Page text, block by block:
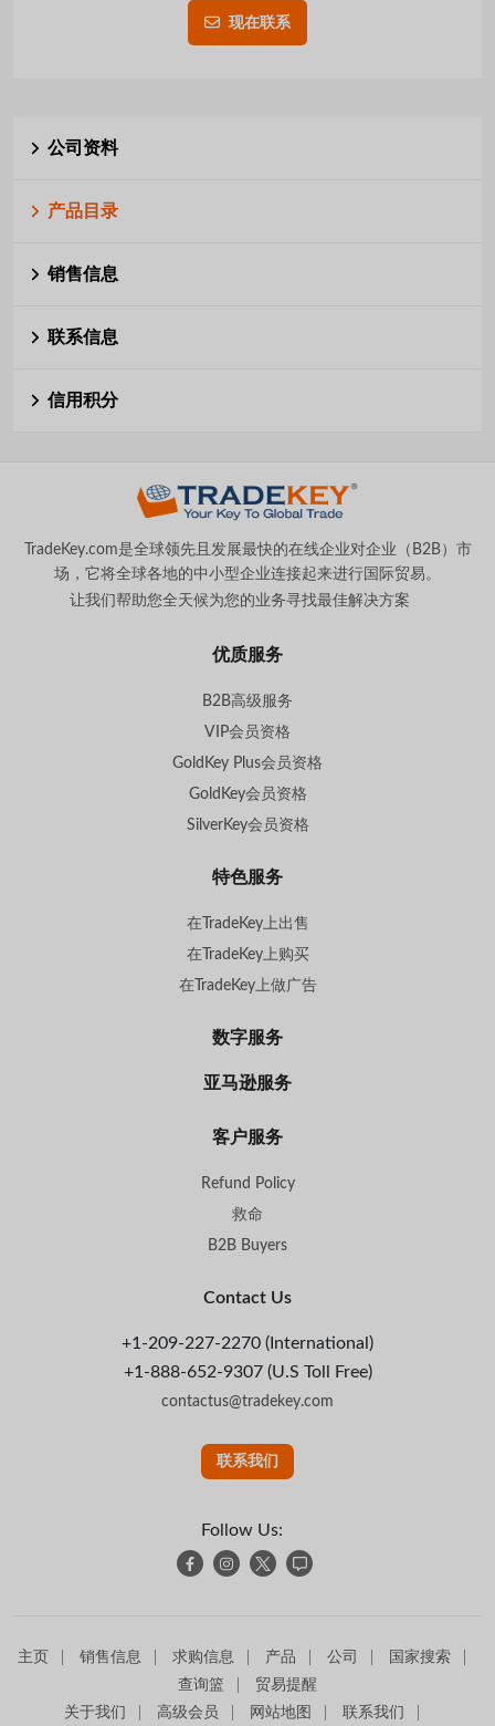
现在联系
公司资料
产品目录
销售信息
联系信息
信用积分
TradeKey.com是全球领先且发展最快的在线企业对企业（B2B）市
场，它将全球各地的中小型企业连接起来进行国际贸易。
让我们帮助您全天候为您的业务寻找最佳解决方案
优质服务
B2B高级服务
VIP会员资格
GoldKey Plus会员资格
GoldKey会员资格
SilverKey会员资格
特色服务
在TradeKey上出售
在TradeKey上购买
在TradeKey上做广告
数字服务
亚马逊服务
客户服务
Refund Policy
救命
B2B Buyers
Contact Us
+1-209-227-2270 (International)
+1-888-652-9307 (U.S Toll Free)
contactus@tradekey.com
联系我们
Follow Us:
主页 销售信息 求购信息 产品 公司
国家搜索
查询篮
贸易提醒
关于我们
高级会员 网站地图 联系我们